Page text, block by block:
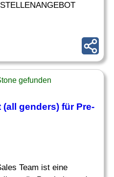
gefunden
(all genders) für Pre-
Team ist eine